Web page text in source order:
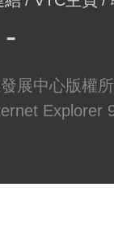
展中心版權
Explorer